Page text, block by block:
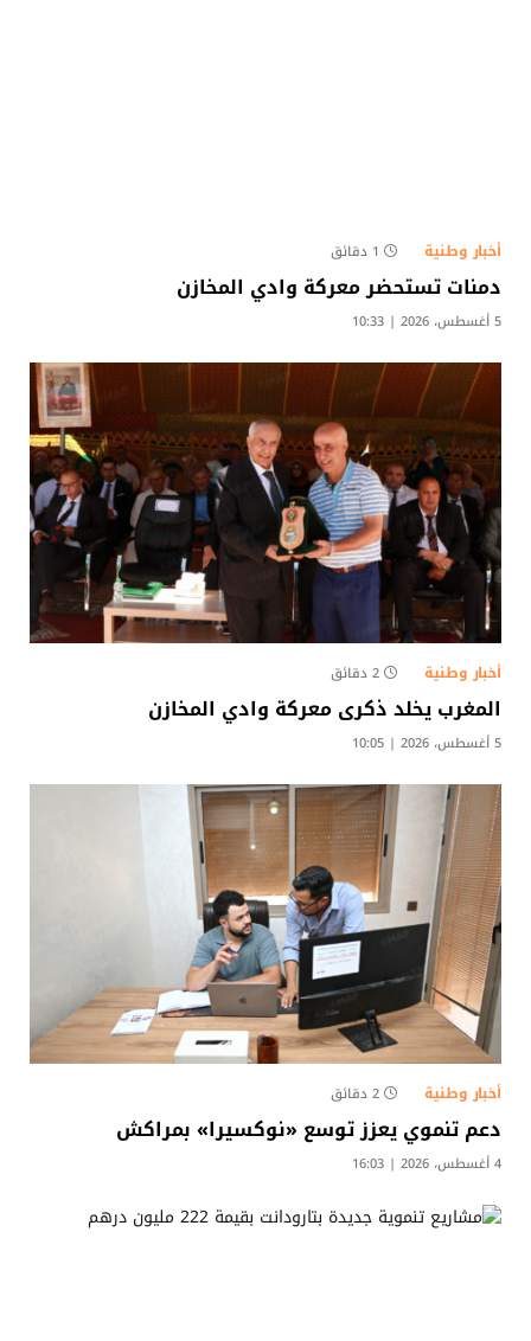
أخبار وطنية 1 دقائق
دمنات تستحضر معركة وادي المخازن
5 أغسطس، 2026 | 10:33
أخبار وطنية 2 دقائق
المغرب يخلد ذكرى معركة وادي المخازن
5 أغسطس، 2026 | 10:05
أخبار وطنية 2 دقائق
دعم تنموي يعزز توسع «نوكسيرا» بمراكش
4 أغسطس، 2026 | 16:03